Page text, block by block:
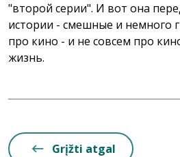
"второй серии". И вот она
истории - смешные и немного
про кино - и не совсем про
жизнь.
Grįžti atgal